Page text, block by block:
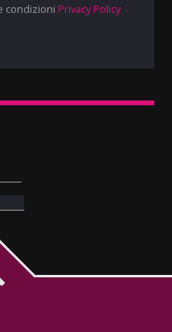
condizioni Privacy Policy